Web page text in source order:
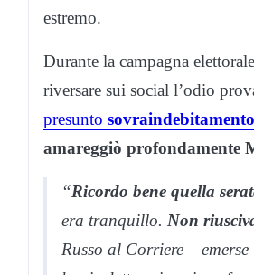
estremo.
Durante la campagna
riversare sui social l’odio
presunto
amareggiò profondamente
“Ricordo bene quella
era tranquillo. Non
Russo al Corriere–